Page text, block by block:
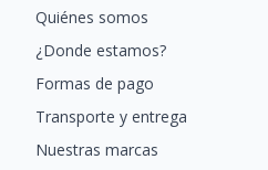
Quiénes somos
¿Donde estamos?
Formas de pago
Transporte y entrega
Nuestras marcas